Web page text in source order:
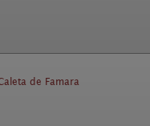
de Famara